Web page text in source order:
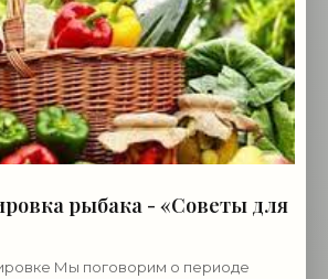
рыбака - «Советы для
Мы поговорим о периоде